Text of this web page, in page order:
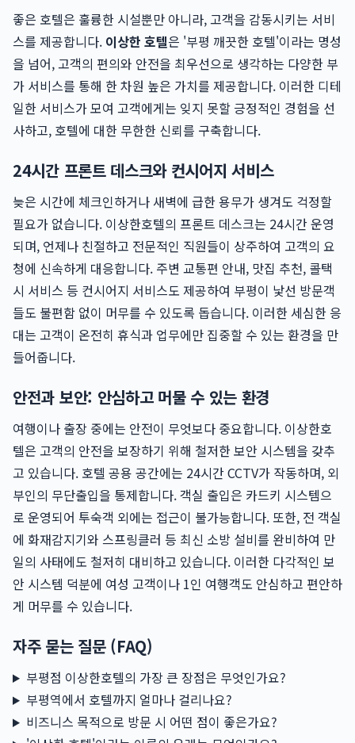
좋은 호텔은 훌륭한 시설뿐만 아니라, 고객을 감동시키는 서비
스를 제공합니다. 이상한 호텔은 '부평 깨끗한 호텔'이라는 명성
을 넘어, 고객의 편의와 안전을 최우선으로 생각하는 다양한 부
가 서비스를 통해 한 차원 높은 가치를 제공합니다. 이러한 디테
일한 서비스가 모여 고객에게는 잊지 못할 긍정적인 경험을 선
사하고, 호텔에 대한 무한한 신뢰를 구축합니다.
24시간 프론트 데스크와 컨시어지 서비스
늦은 시간에 체크인하거나 새벽에 급한 용무가 생겨도 걱정할
필요가 없습니다. 이상한호텔의 프론트 데스크는 24시간 운영
되며, 언제나 친절하고 전문적인 직원들이 상주하여 고객의 요
청에 신속하게 대응합니다. 주변 교통편 안내, 맛집 추천, 콜택
시 서비스 등 컨시어지 서비스도 제공하여 부평이 낯선 방문객
들도 불편함 없이 머무를 수 있도록 돕습니다. 이러한 세심한 응
대는 고객이 온전히 휴식과 업무에만 집중할 수 있는 환경을 만
들어줍니다.
안전과 보안: 안심하고 머물 수 있는 환경
여행이나 출장 중에는 안전이 무엇보다 중요합니다. 이상한호
텔은 고객의 안전을 보장하기 위해 철저한 보안 시스템을 갖추
고 있습니다. 호텔 공용 공간에는 24시간 CCTV가 작동하며, 외
부인의 무단출입을 통제합니다. 객실 출입은 카드키 시스템으
로 운영되어 투숙객 외에는 접근이 불가능합니다. 또한, 전 객실
에 화재감지기와 스프링클러 등 최신 소방 설비를 완비하여 만
일의 사태에도 철저히 대비하고 있습니다. 이러한 다각적인 보
안 시스템 덕분에 여성 고객이나 1인 여행객도 안심하고 편안하
게 머무를 수 있습니다.
자주 묻는 질문 (FAQ)
부평점 이상한호텔의 가장 큰 장점은 무엇인가요?
부평역에서 호텔까지 얼마나 걸리나요?
비즈니스 목적으로 방문 시 어떤 점이 좋은가요?